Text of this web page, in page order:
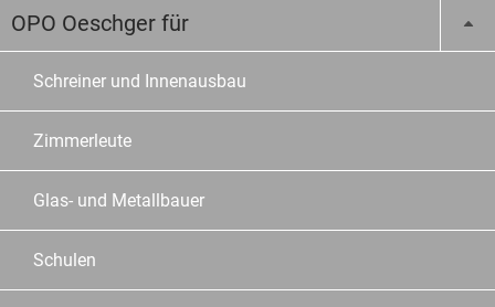
OPO Oeschger für
Schreiner und Innenausbau
Zimmerleute
Glas- und Metallbauer
Schulen